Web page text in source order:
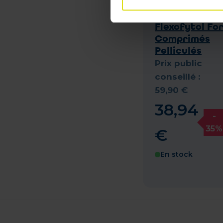
Flexofytol
Comprimés
Pelliculés
Prix public
conseillé :
59,90 €
38,94
€
-
35%
En stock